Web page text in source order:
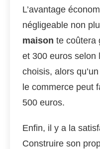
L’avantage
négligeable non
maison te coûtera
et 300 euros selon
choisis, alors
le commerce peut
500 euros.
Enfin, il y a la
Construire son